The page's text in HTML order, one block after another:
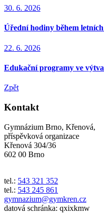
30. 6. 2026
Úřední hodiny během
22. 6. 2026
Edukační programy ve
Zpět
Kontakt
Gymnázium Brno, Křenová,
příspěvková organizace
Křenová 304/36
602 00 Brno
tel.: 543 321 352
tel.: 543 245 861
gymnazium@gymkren.cz
datová schránka: qxixkmw